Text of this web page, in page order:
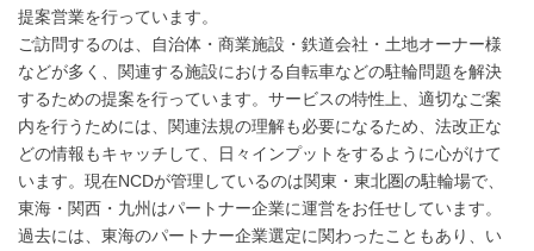
提案営業を行っています。
ご訪問するのは、自治体・商業施設・鉄道会社・土地オーナー様
などが多く、関連する施設における自転車などの駐輪問題を解決
するための提案を行っています。サービスの特性上、適切なご案
内を行うためには、関連法規の理解も必要になるため、法改正な
どの情報もキャッチして、日々インプットをするように心がけて
います。現在NCDが管理しているのは関東・東北圏の駐輪場で、
東海・関西・九州はパートナー企業に運営をお任せしています。
過去には、東海のパートナー企業選定に関わったこともあり、い